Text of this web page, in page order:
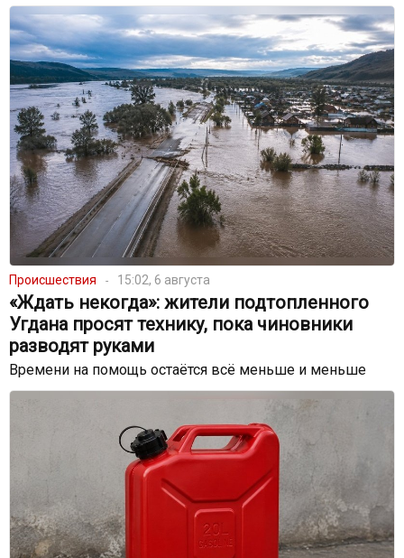
Происшествия 15:02, 6 августа
«Ждать некогда»: жители подтопленного
Угдана просят технику, пока чиновники
разводят руками
Времени на помощь остаётся всё меньше и меньше